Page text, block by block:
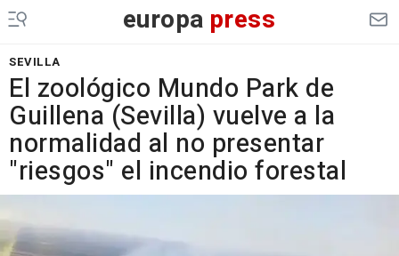
europa press
SEVILLA
El zoológico Mundo Park de
Guillena (Sevilla) vuelve a la
normalidad al no presentar
"riesgos" el incendio forestal